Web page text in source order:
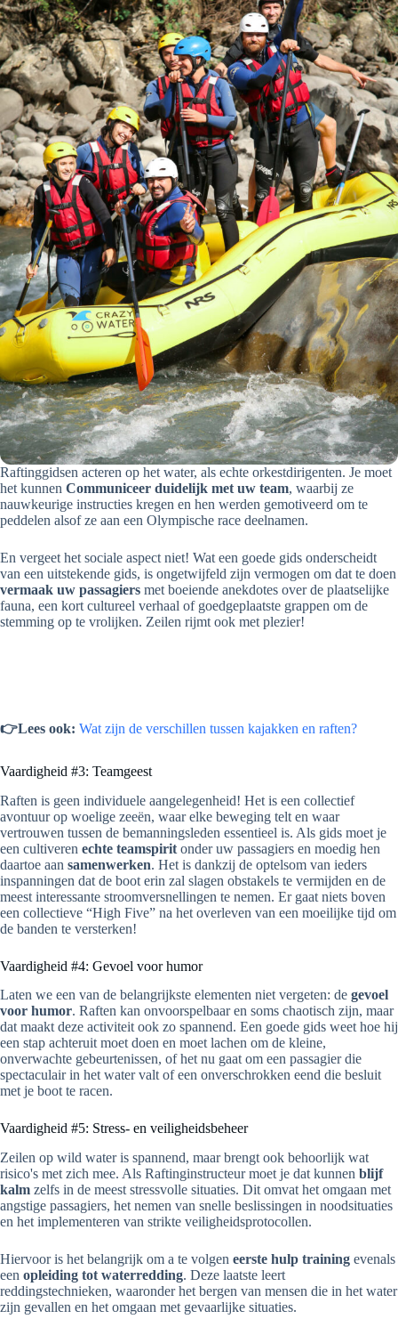
Raftinggidsen acteren op het water, als echte orkestdirigenten. Je moet
het kunnen Communiceer duidelijk met uw team, waarbij ze
nauwkeurige instructies kregen en hen werden gemotiveerd om te
peddelen alsof ze aan een Olympische race deelnamen.
En vergeet het sociale aspect niet! Wat een goede gids onderscheidt
van een uitstekende gids, is ongetwijfeld zijn vermogen om dat te doen
vermaak uw passagiers met boeiende anekdotes over de plaatselijke
fauna, een kort cultureel verhaal of goedgeplaatste grappen om de
stemming op te vrolijken. Zeilen rijmt ook met plezier!
👉Lees ook: Wat zijn de verschillen tussen kajakken en raften?
Vaardigheid #3: Teamgeest
Raften is geen individuele aangelegenheid! Het is een collectief
avontuur op woelige zeeën, waar elke beweging telt en waar
vertrouwen tussen de bemanningsleden essentieel is. Als gids moet je
een cultiveren echte teamspirit onder uw passagiers en moedig hen
daartoe aan samenwerken. Het is dankzij de optelsom van ieders
inspanningen dat de boot erin zal slagen obstakels te vermijden en de
meest interessante stroomversnellingen te nemen. Er gaat niets boven
een collectieve “High Five” na het overleven van een moeilijke tijd om
de banden te versterken!
Vaardigheid #4: Gevoel voor humor
Laten we een van de belangrijkste elementen niet vergeten: de gevoel
voor humor. Raften kan onvoorspelbaar en soms chaotisch zijn, maar
dat maakt deze activiteit ook zo spannend. Een goede gids weet hoe hij
een stap achteruit moet doen en moet lachen om de kleine,
onverwachte gebeurtenissen, of het nu gaat om een passagier die
spectaculair in het water valt of een onverschrokken eend die besluit
met je boot te racen.
Vaardigheid #5: Stress- en veiligheidsbeheer
Zeilen op wild water is spannend, maar brengt ook behoorlijk wat
risico's met zich mee. Als Raftinginstructeur moet je dat kunnen blijf
kalm zelfs in de meest stressvolle situaties. Dit omvat het omgaan met
angstige passagiers, het nemen van snelle beslissingen in noodsituaties
en het implementeren van strikte veiligheidsprotocollen.
Hiervoor is het belangrijk om a te volgen eerste hulp training evenals
een opleiding tot waterredding. Deze laatste leert
reddingstechnieken, waaronder het bergen van mensen die in het water
zijn gevallen en het omgaan met gevaarlijke situaties.